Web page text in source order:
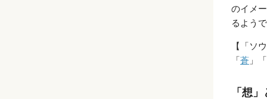
のイメ
るよう
【「ソ
「蒼 」「
「想